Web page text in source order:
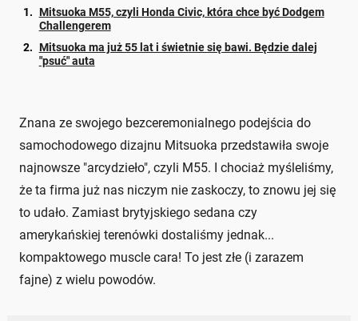
Mitsuoka M55, czyli Honda Civic, która chce być Dodgem
Challengerem
Mitsuoka ma już 55 lat i świetnie się bawi. Będzie dalej
"psuć" auta
Znana ze swojego bezceremonialnego podejścia do
samochodowego dizajnu Mitsuoka przedstawiła swoje
najnowsze "arcydzieło", czyli M55. I chociaż myśleliśmy,
że ta firma już nas niczym nie zaskoczy, to znowu jej się
to udało. Zamiast brytyjskiego sedana czy
amerykańskiej terenówki dostaliśmy jednak...
kompaktowego muscle cara! To jest złe (i zarazem
fajne) z wielu powodów.